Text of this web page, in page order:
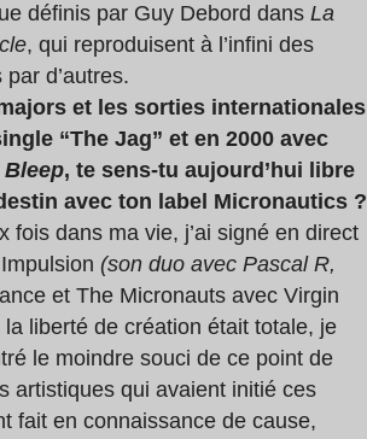
définis par Guy Debord dans La
, qui reproduisent à l’infini des
d’autres.
et les sorties internationales
“The Jag” et en 2000 avec
Bleep, te sens-tu aujourd’hui libre
avec ton label Micronautics ?
fois dans ma vie, j’ai signé en direct
(son duo avec Pascal R,
et The Micronauts avec Virgin
liberté de création était totale, je
le moindre souci de ce point de
artistiques qui avaient initié ces
fait en connaissance de cause,